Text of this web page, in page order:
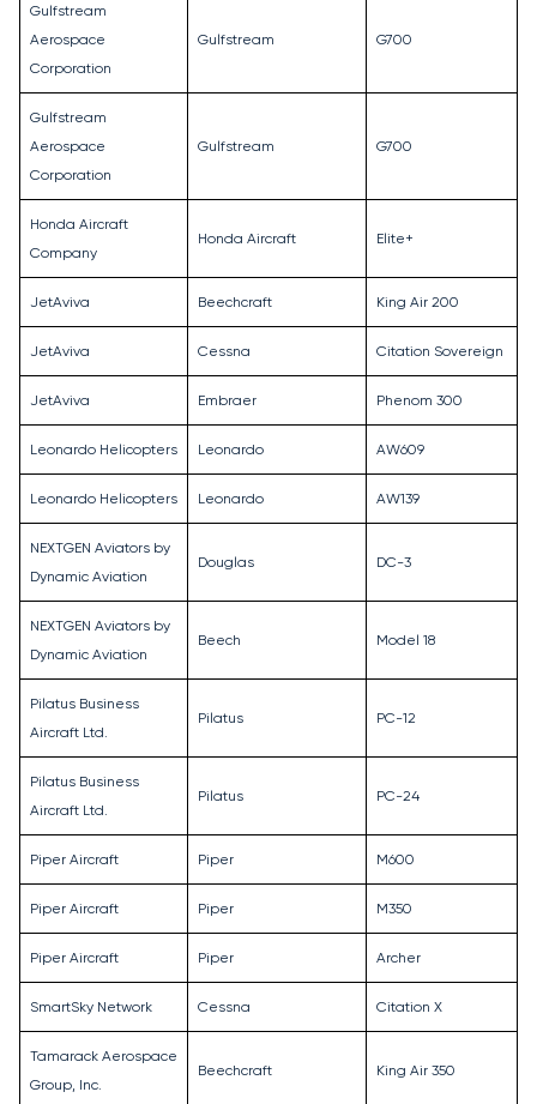
Gulfstream
Aerospace
Corporation
Gulfstream G700
Gulfstream
Aerospace
Corporation
Gulfstream G700
Honda Aircraft
Company
Honda Aircraft Elite+
JetAviva Beechcraft King Air 200
JetAviva Cessna Citation Sovereign
JetAviva Embraer Phenom 300
Leonardo Helicopters Leonardo AW609
Leonardo Helicopters Leonardo AW139
NEXTGEN Aviators by
Dynamic Aviation
Douglas DC-3
NEXTGEN Aviators by
Dynamic Aviation
Beech Model 18
Pilatus Business
Aircraft Ltd.
Pilatus PC-12
Pilatus Business
Aircraft Ltd.
Pilatus PC-24
Piper Aircraft Piper M600
Piper Aircraft Piper M350
Piper Aircraft Piper Archer
SmartSky Network Cessna Citation X
Tamarack Aerospace
Group, Inc.
Beechcraft King Air 350